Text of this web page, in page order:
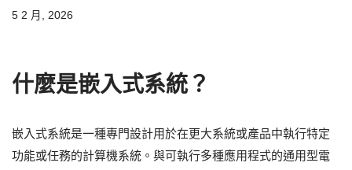
5 2 月, 2026
什麼是嵌入式系統？
嵌入式系統是一種專門設計用於在更大系統或產品中執行特定
功能或任務的計算機系統。與可執行多種應用程式的通用型電